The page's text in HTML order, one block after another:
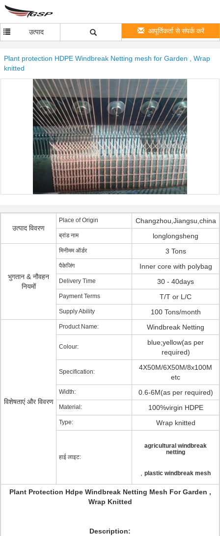
उत्पाद आपूर्तिकर्ता से संपर्क करें
Plant protection HDPE Windbreak Netting mesh for Garden , Wrap
knitted
उत्पाद विवरण
Place of Origin Changzhou,Jiangsu,china
ब्रांड नाम longlongsheng
भुगतान & नौवहन
नियमों
मिनीमम ऑर्डर 3 Tons
पैकेजिंग Inner core with polybag
Delivery Time 30 - 40days
Payment Terms T/T or L/C
Supply Ability 100 Tons/month
विशेषताएं और विवरण
Product Name: Windbreak Netting
Colour:
blue;yellow(as per
required)
Specification:
4X50M/6X50M/8x100M
etc
Width: 0.6-6M(as per required)
Material: 100%virgin HDPE
Type: Wrap knitted
हाई लाइट:
agricultural windbreak
netting
plastic windbreak mesh
Plant Protection Hdpe Windbreak Netting Mesh For Garden ,
Wrap Knitted
Description: